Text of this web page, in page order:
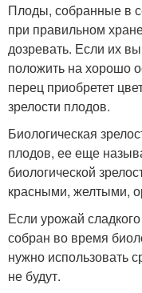
Плоды, собранные в
при правильном
дозревать. Если их
положить на хорошо
перец приобретет
зрелости плодов.
Биологическая
плодов, ее еще
биологической
красными, желтыми,
Если урожай
собран во время
нужно использовать
не будут.